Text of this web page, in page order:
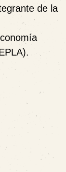
de la
.